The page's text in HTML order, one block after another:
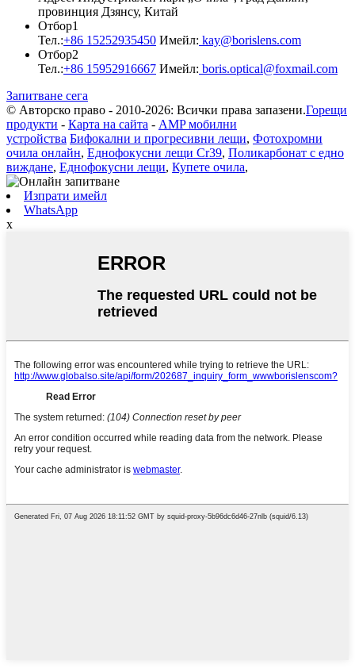
провинция Дзянсу, Китай
Отбор1
Тел.:+86 15252935450 Имейл: kay@borislens.com
Отбор2
Тел.:+86 15952916667 Имейл: boris.optical@foxmail.com
Запитване сега
© Авторско право - 2010-2026: Всички права запазени.Горещи
продукти - Карта на сайта - AMP мобилни
устройства Бифокални и прогресивни лещи, Фотохромни
очила онлайн, Еднофокусни лещи Cr39, Поликарбонат с едно
виждане, Еднофокусни лещи, Купете очила,
Изпрати имейл
WhatsApp
x